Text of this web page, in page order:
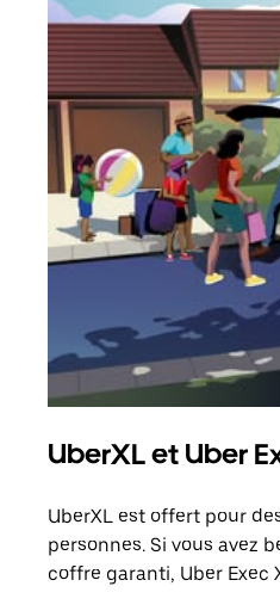
UberXL et Uber
UberXL est offert pour
personnes. Si vous avez
coffre garanti, Uber Exec